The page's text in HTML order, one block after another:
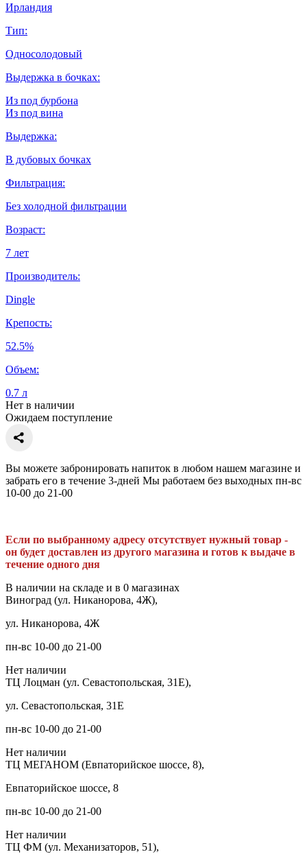
Ирландия
Тип:
Односолодовый
Выдержка в бочках:
Из под бурбона
Из под вина
Выдержка:
В дубовых бочках
Фильтрация:
Без холодной фильтрации
Возраст:
7 лет
Производитель:
Dingle
Крепость:
52.5%
Объем:
0.7 л
Нет в наличии
Ожидаем поступление
Вы можете забронировать напиток в любом нашем магазине и
забрать его в течение 3-дней Мы работаем без выходных пн-вс
10-00 до 21-00
Если по выбранному адресу отсутствует нужный товар -
он будет доставлен из другого магазина и готов к выдаче в
течение одного дня
В наличии на складе и в 0 магазинах
Виноград (ул. Никанорова, 4Ж),
ул. Никанорова, 4Ж
пн-вс 10-00 до 21-00
Нет наличии
ТЦ Лоцман (ул. Севастопольская, 31Е),
ул. Севастопольская, 31Е
пн-вс 10-00 до 21-00
Нет наличии
ТЦ МЕГАНОМ (Евпаторийское шоссе, 8),
Евпаторийское шоссе, 8
пн-вс 10-00 до 21-00
Нет наличии
ТЦ ФМ (ул. Механизаторов, 51),